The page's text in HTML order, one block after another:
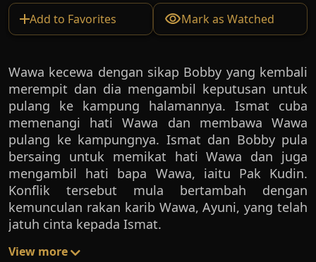
Add to Favorites Mark as Watched
Wawa kecewa dengan sikap Bobby yang kembali
merempit dan dia mengambil keputusan untuk
pulang ke kampung halamannya. Ismat cuba
memenangi hati Wawa dan membawa Wawa
pulang ke kampungnya. Ismat dan Bobby pula
bersaing untuk memikat hati Wawa dan juga
mengambil hati bapa Wawa, iaitu Pak Kudin.
Konflik tersebut mula bertambah dengan
kemunculan rakan karib Wawa, Ayuni, yang telah
jatuh cinta kepada Ismat.
View more